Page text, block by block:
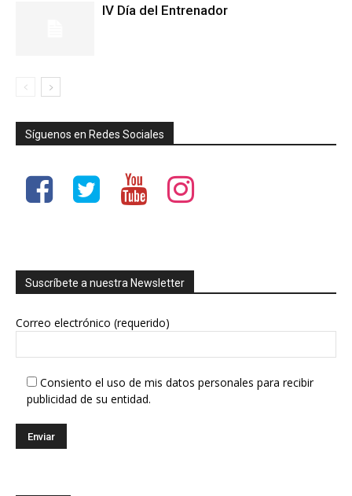
IV Día del Entrenador
Síguenos en Redes Sociales
Suscríbete a nuestra Newsletter
Correo electrónico (requerido)
Consiento el uso de mis datos personales para recibir
publicidad de su entidad.